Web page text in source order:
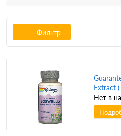
Фильтр
Extract
мг 60
Нет в